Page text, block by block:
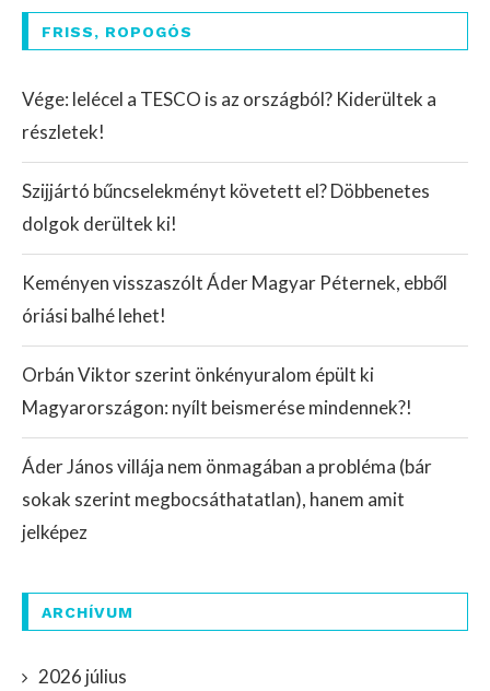
FRISS, ROPOGÓS
Vége: lelécel a TESCO is az országból? Kiderültek a
részletek!
Szijjártó bűncselekményt követett el? Döbbenetes
dolgok derültek ki!
Keményen visszaszólt Áder Magyar Péternek, ebből
óriási balhé lehet!
Orbán Viktor szerint önkényuralom épült ki
Magyarországon: nyílt beismerése mindennek?!
Áder János villája nem önmagában a probléma (bár
sokak szerint megbocsáthatatlan), hanem amit
jelképez
ARCHÍVUM
2026 július